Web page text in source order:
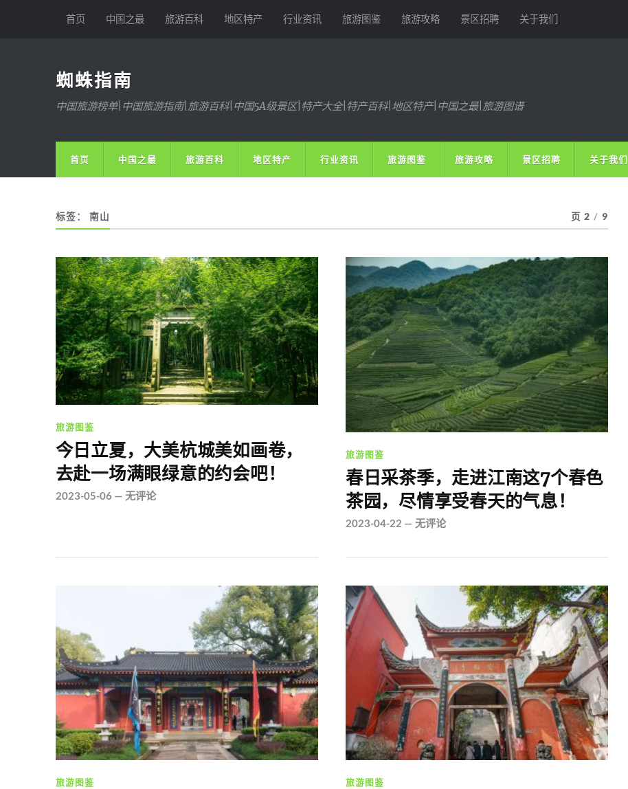
首页 中国之最 旅游百科 地区特产 行业资讯 旅游图鉴 旅游攻略 景区招聘 关于我们
蜘蛛指南
中国旅游榜单|中国旅游指南|旅游百科|中国5A级景区|特产大全|特产百科|地区特产|中国之最|旅游图谱
首页 中国之最 旅游百科 地区特产 行业资讯 旅游图鉴 旅游攻略 景区招聘 关于我们
标签： 南山 页 2 / 9
旅游图鉴
今日立夏，大美杭城美如画卷，
去赴一场满眼绿意的约会吧！
2023-05-06— 无评论
旅游图鉴
春日采茶季，走进江南这7个春色
茶园，尽情享受春天的气息！
2023-04-22 — 无评论
旅游图鉴 旅游图鉴